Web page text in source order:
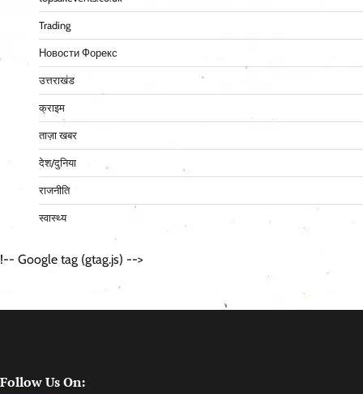
Trading
Новости Форекс
उत्तराखंड
क्राइम
ताज़ा खबर
देश/दुनिया
राजनीति
स्वास्थ्य
!-- Google tag (gtag.js) -->
Follow Us On: